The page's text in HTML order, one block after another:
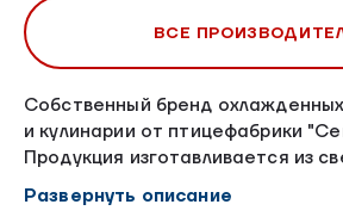
ВСЕ
Собственный бренд
и кулинарии от птицефабрики
Продукция изготавливается из
поставляемой день в день АО
"Северная".
Развернуть описание